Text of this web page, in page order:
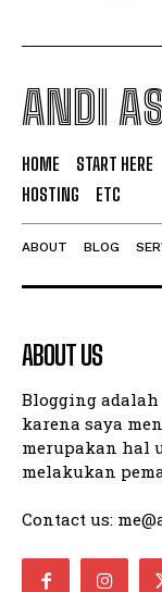
ANDI
HOME START HERE
HOSTING
ETC
ABOUT BLOG
ABOUT US
Blogging
karena saya
merupakan hal
melakukan
Contact us: